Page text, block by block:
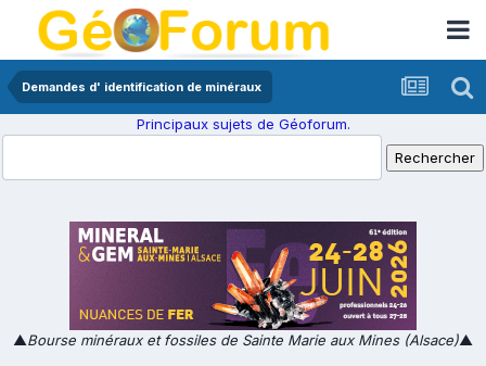
Demandes d' identification de minéraux
Principaux sujets de Géoforum.
▲Bourse minéraux et fossiles de Sainte Marie aux Mines (Alsace)▲